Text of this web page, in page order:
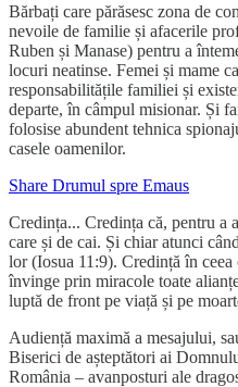
Bărbați care părăsesc zona de
nevoile de familie și afacerile
Ruben și Manase) pentru a
locuri neatinse. Femei și mame
responsabilitățile familiei și
departe, în câmpul misionar. Și
folosise abundent tehnica
casele oamenilor.
Share Drumul spre Emaus
Credința... Credința că, pentru a
care și de cai. Și chiar atunci
lor (Iosua 11:9). Credință în ceea
învinge prin miracole toate
luptă de front pe viață și pe
Audiență maximă a mesajului,
Biserici de așteptători ai
România – avanposturi ale